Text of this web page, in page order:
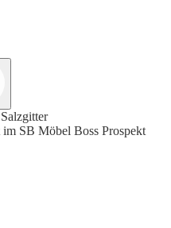
SB Möbel Boss Prospekt